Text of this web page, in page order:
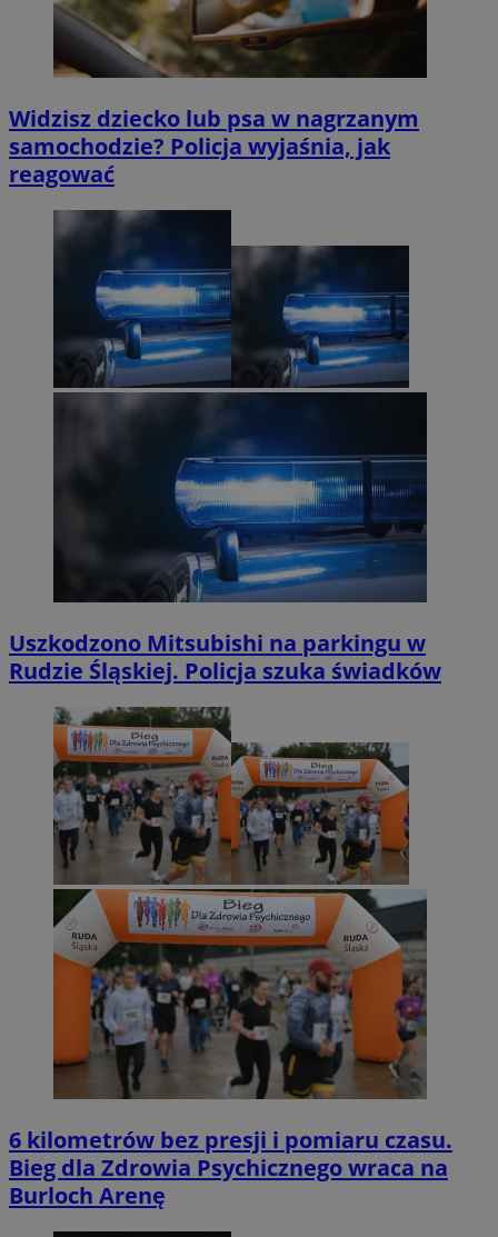
Widzisz dziecko lub psa w nagrzanym
samochodzie? Policja wyjaśnia, jak
reagować
Uszkodzono Mitsubishi na parkingu w
Rudzie Śląskiej. Policja szuka świadków
6 kilometrów bez presji i pomiaru czasu.
Bieg dla Zdrowia Psychicznego wraca na
Burloch Arenę